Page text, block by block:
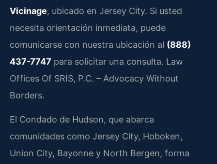
Vicinage, ubicado en Jersey City. Si usted
necesita orientación inmediata, puede
comunicarse con nuestra ubicación al (888)
437-7747 para solicitar una consulta. Law
Offices Of SRIS, P.C. – Advocacy Without
Borders.
El Condado de Hudson, que abarca
comunidades como Jersey City, Hoboken,
Union City, Bayonne y North Bergen, forma